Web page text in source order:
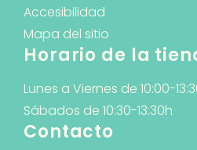
Accesibilidad
Mapa del sitio
Horario de la
Lunes a Viernes de 10:00-
Sábados de 10:30-13:30h
Contacto